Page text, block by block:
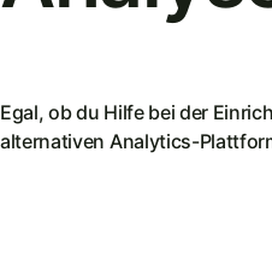
Egal, ob du Hilfe bei der
alternativen Analytics-